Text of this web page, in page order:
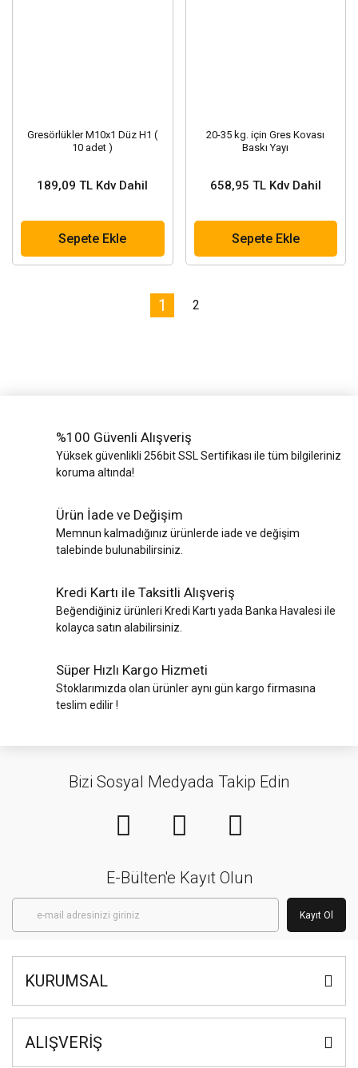
Gresörlükler M10x1 Düz H1 (
10 adet )
189,09 TL Kdv Dahil
Sepete Ekle
20-35 kg. için Gres Kovası
Baskı Yayı
658,95 TL Kdv Dahil
Sepete Ekle
1 2
%100 Güvenli Alışveriş
Yüksek güvenlikli 256bit SSL Sertifikası ile tüm bilgileriniz
koruma altında!
Ürün İade ve Değişim
Memnun kalmadığınız ürünlerde iade ve değişim
talebinde bulunabilirsiniz.
Kredi Kartı ile Taksitli Alışveriş
Beğendiğiniz ürünleri Kredi Kartı yada Banka Havalesi ile
kolayca satın alabilirsiniz.
Süper Hızlı Kargo Hizmeti
Stoklarımızda olan ürünler aynı gün kargo firmasına
teslim edilir !
Bizi Sosyal Medyada Takip Edin
E-Bülten'e Kayıt Olun
Kayıt Ol
KURUMSAL
ALIŞVERİŞ